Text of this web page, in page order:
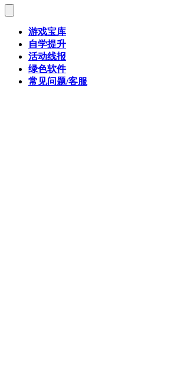
游戏宝库
自学提升
活动线报
绿色软件
常见问题/客服